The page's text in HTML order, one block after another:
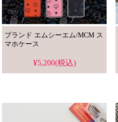
ブランド エムシーエム/MCM ス
マホケース
¥5,200(税込)